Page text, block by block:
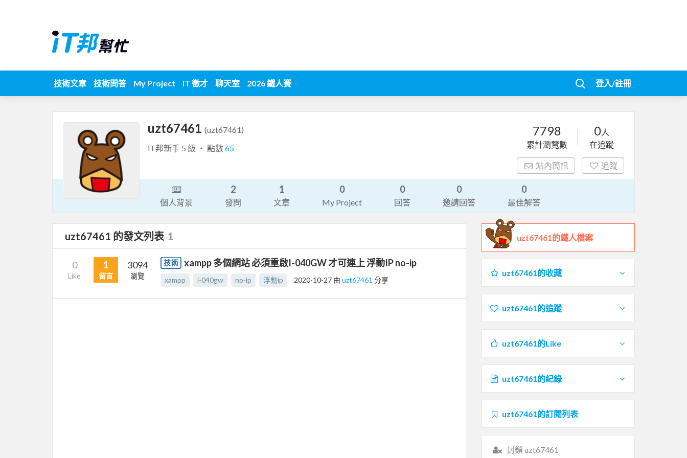
技術文章 技術問答 My Project iT 徵才 聊天室 2026 鐵人賽 登入/註冊
uzt67461 (uzt67461)
iT邦新手 5 級 ‧ 點數65
7798
累計瀏覽數
0人
在追蹤
站內簡訊 追蹤
個人背景
2
發問
1
文章
0
My Project
0
回答
0
邀請回答
0
最佳解答
uzt67461 的發文列表 1
0
Like
1
留言
3094
瀏覽
技術 xampp 多個網站 必須重啟I-040GW 才可連上 浮動IP no-ip
xampp i-040gw no-ip 浮動ip 2020-10-27 由 uzt67461 分享
uzt67461的鐵人檔案
uzt67461的收藏
uzt67461的追蹤
uzt67461的Like
uzt67461的紀錄
uzt67461的訂閱列表
封鎖 uzt67461